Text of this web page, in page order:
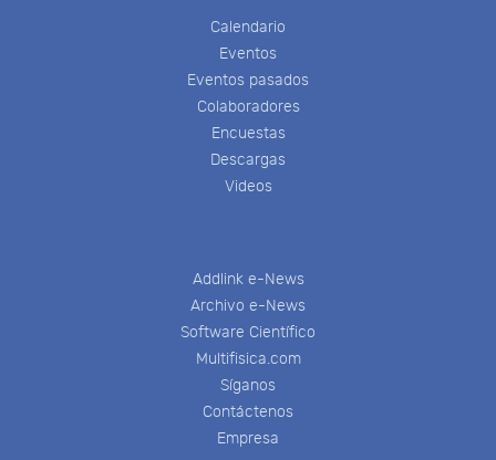
Calendario
Eventos
Eventos pasados
Colaboradores
Encuestas
Descargas
Videos
Addlink e-News
Archivo e-News
Software Científico
Multifisica.com
Síganos
Contáctenos
Empresa